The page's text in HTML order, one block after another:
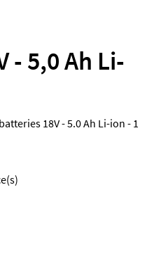
- 5,0 Ah Li-
18V - 5.0 Ah Li-ion - 1